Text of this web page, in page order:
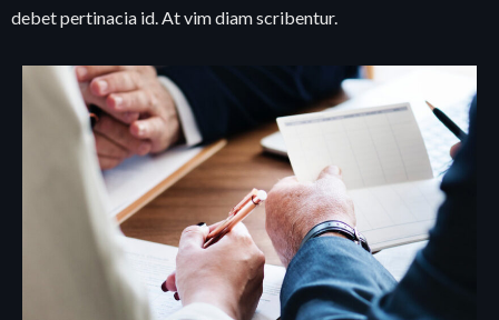
debet pertinacia id. At vim diam scribentur.